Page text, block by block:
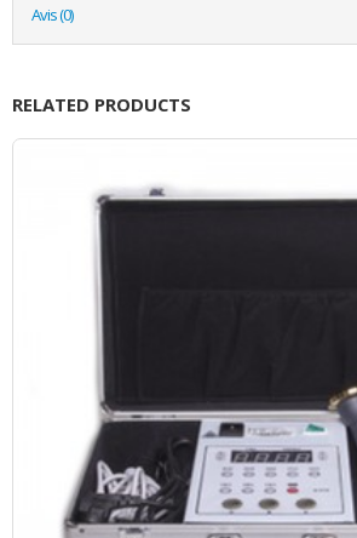
Avis (0)
RELATED PRODUCTS